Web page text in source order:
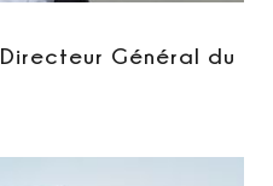
Général du